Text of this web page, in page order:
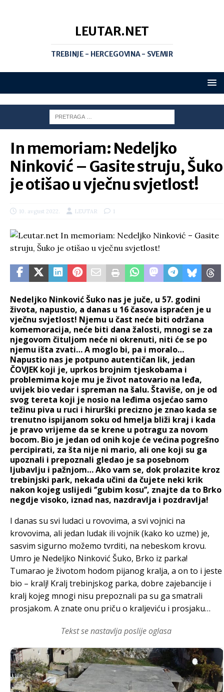
LEUTAR.NET
TREBINJE - HERCEGOVINA - SVEMIR
In memoriam: Nedeljko
Ninković – Gasite struju, Šuko
je otišao u vječnu svjetlost!
10. avgust 2022. LEUTAR 1
Nedeljko Ninković Šuko nas je juče, u 57. godini
života, napustio, a danas u 16 časova ispraćen je u
vječnu svjetlost! Njemu u čast neće biti održana
komemoracija, neće biti dana žalosti, mnogi se za
njegovom čituljom neće ni okrenuti, niti će se po
njemu išta zvati… A moglo bi, pa i moralo…
Napustio nas je potpuno autentičan lik, jedan
ČOVJEK koji je, uprkos brojnim tjeskobama i
problemima koje mu je život natovario na leđa,
uvijek bio vedar i spreman na šalu. Štaviše, on je od
svog tereta koji je nosio na leđima osjećao samo
težinu piva u ruci i hirurški precizno je znao kada se
trenutno ispijanom soku od hmelja bliži kraj i kada
je pravo vrijeme da se krene u potragu za novom
bocom. Bio je jedan od onih koje će većina pogrešno
percipirati, za šta nije ni mario, ali one koji su ga
upoznali i prepoznali gledao je sa posebnom
ljubavlju i pažnjom… Ako vam se, dok prolazite kroz
trebinjski park, nekada učini da čujete neki krik
nakon kojeg uslijedi ‘’gubim kosu’’, znajte da to Brko
negdje visoko, iznad nas, nazdravlja i pozdravlja!
I danas su svi ludaci u rovovima, a svi vojnici na
krovovima, ali jedan ludak ili vojnik (kako ko uzme) je,
sasvim sigurno možemo tvrditi, na nebeskom krovu.
Umro je Nedeljko Ninković Šuko, Brko iz parka!
Tumarao je životom hodom pijanog kralja, a on to i jeste
bio – kralj! Kralj trebinjskog parka, dobre zajebancije i
kralj kojeg mnogi nisu prepoznali pa su ga smatrali
prosjakom. A znate onu priču o kraljeviću i prosjaku…
Tekst se nastavlja poslije oglasa